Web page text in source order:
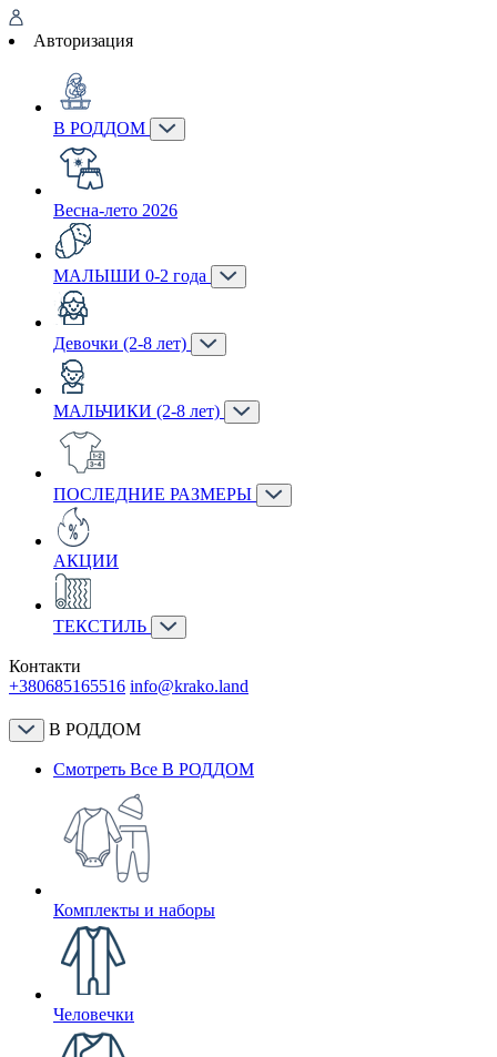
Авторизация
В РОДДОМ
Весна-лето 2026
МАЛЫШИ 0-2 года
Девочки (2-8 лет)
МАЛЬЧИКИ (2-8 лет)
ПОСЛЕДНИЕ РАЗМЕРЫ
АКЦИИ
ТЕКСТИЛЬ
Контакти
+380685165516 info@krako.land
В РОДДОМ
Смотреть Все В РОДДОМ
Комплекты и наборы
Человечки